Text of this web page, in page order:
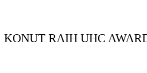
KONUT RAIH UHC